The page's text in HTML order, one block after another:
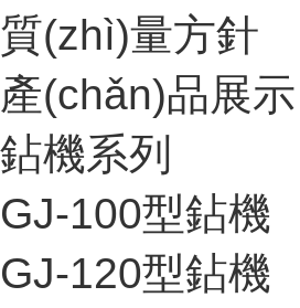
質(zhì)量方針
產(chǎn)品展示
鉆機系列
GJ-100型鉆機
GJ-120型鉆機